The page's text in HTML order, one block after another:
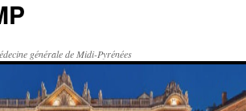
générale de Midi-Pyrénées